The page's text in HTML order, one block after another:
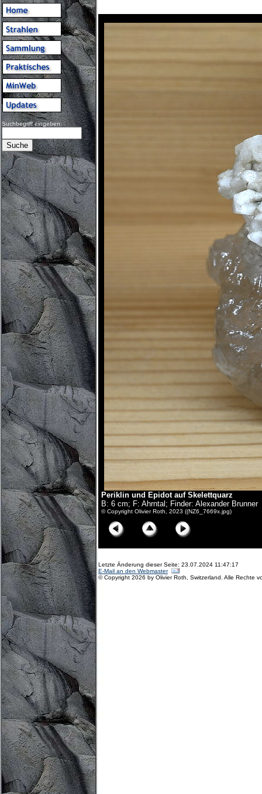
Suchbegriff eingeben:
Periklin und Epidot auf Skelettquarz
B: 6 cm; F: Ahrntal; Finder: Alexander Brunner
© Copyright Olivier Roth, 2023 ((NZ6_7669x.jpg)
Letzte Änderung dieser Seite: 23.07.2024 11:47:17
E-Mail an den Webmaster
© Copyright 2026 by Olivier Roth, Switzerland. Alle Rechte